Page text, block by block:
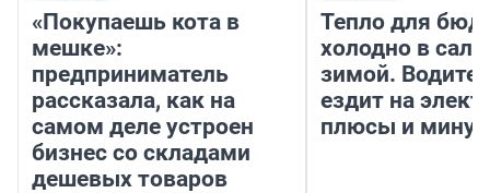
«Покупаешь кота в
мешке»:
предприниматель
рассказала, как на
самом деле устроен
бизнес со складами
дешевых товаров
Тепло для
холодно в
зимой.
ездит на
плюсы и